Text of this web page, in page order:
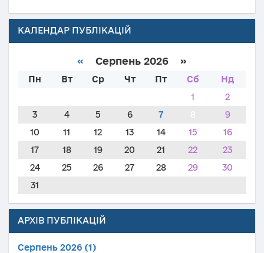
КАЛЕНДАР ПУБЛІКАЦІЙ
« Серпень 2026 »
Пн Вт Ср Чт Пт Сб
Нд
1
2
3
4 5 6 7
9
10
11 12 13 14 15
16
17
18 19 20 21 22
23
24
25 26 27 28 29
30
31
АРХІВ ПУБЛІКАЦІЙ
Серпень 2026 (1)